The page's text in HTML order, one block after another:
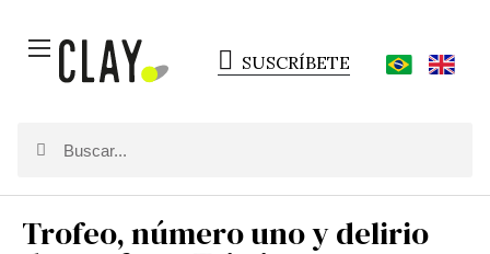
SUSCRÍBETE
Trofeo, número uno y delirio